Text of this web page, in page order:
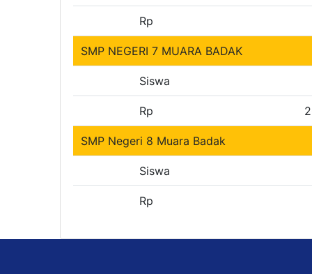
Rp
SMP NEGERI 7 MUARA BADAK
Siswa
Rp
SMP Negeri 8 Muara Badak
Siswa
Rp